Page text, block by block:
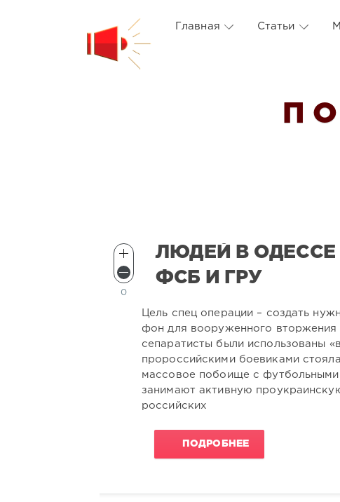
Главная Статьи
П
ЛЮДЕЙ В
ФСБ И ГРУ
0
Цель спец операции – создать
фон для вооруженного вторжения
сепаратисты были использованы
пророссийскими боевиками
массовое побоище с
занимают активную
российских
ПОДРОБНЕЕ